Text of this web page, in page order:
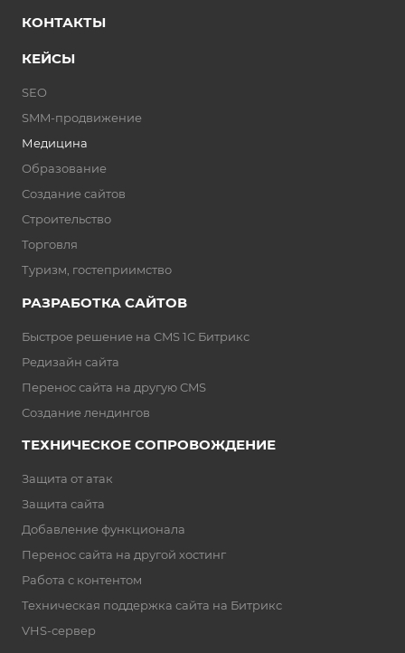
КОНТАКТЫ
КЕЙСЫ
SEO
SMM-продвижение
Медицина
Образование
Создание сайтов
Строительство
Торговля
Туризм, гостеприимство
РАЗРАБОТКА САЙТОВ
Быстрое решение на CMS 1C Битрикс
Редизайн сайта
Перенос сайта на другую CMS
Создание лендингов
ТЕХНИЧЕ СКОЕ СОПРОВОЖДЕНИЕ
Защита от атак
Защита сайта
Добавление функционала
Перенос сайта на другой хостинг
Работа с контентом
Техническая поддержка сайта на Битрикс
VHS-сервер